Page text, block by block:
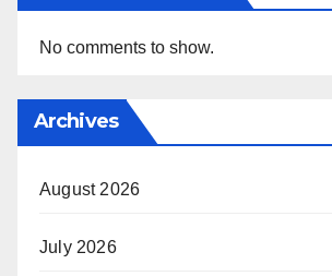
No comments to show.
Archives
August 2026
July 2026